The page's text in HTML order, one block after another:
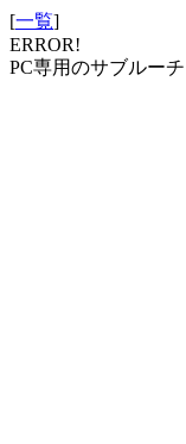
[一覧]
ERROR!
PC専用のサブルー